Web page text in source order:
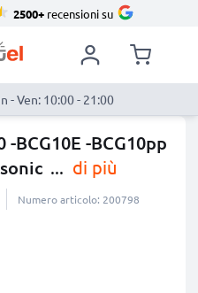
2500+recensioni su
- Ven: 10:00 - 21:00
BCG10E -BCG10pp
... di più
Numero articolo: 200798